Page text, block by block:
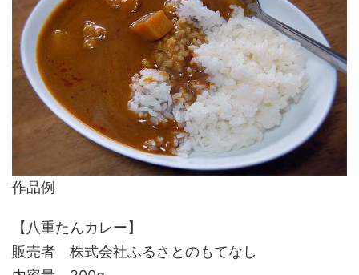
作品例
【八重たんカレー】
販売者 株式会社ふるさとのもてなし